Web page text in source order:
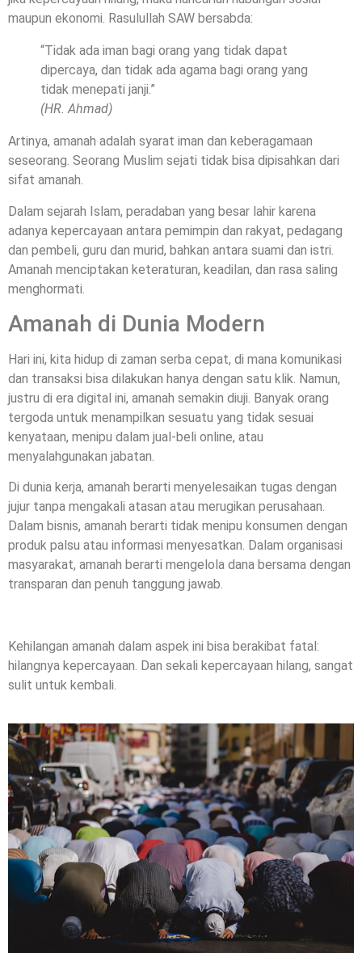
maupun ekonomi. Rasulullah SAW bersabda:
“Tidak ada iman bagi orang yang tidak dapat
dipercaya, dan tidak ada agama bagi orang yang
tidak menepati janji.”
(HR. Ahmad)
Artinya, amanah adalah syarat iman dan keberagamaan
seseorang. Seorang Muslim sejati tidak bisa dipisahkan dari
sifat amanah.
Dalam sejarah Islam, peradaban yang besar lahir karena
adanya kepercayaan antara pemimpin dan rakyat, pedagang
dan pembeli, guru dan murid, bahkan antara suami dan istri.
Amanah menciptakan keteraturan, keadilan, dan rasa saling
menghormati.
Amanah di Dunia Modern
Hari ini, kita hidup di zaman serba cepat, di mana komunikasi
dan transaksi bisa dilakukan hanya dengan satu klik. Namun,
justru di era digital ini, amanah semakin diuji. Banyak orang
tergoda untuk menampilkan sesuatu yang tidak sesuai
kenyataan, menipu dalam jual-beli online, atau
menyalahgunakan jabatan.
Di dunia kerja, amanah berarti menyelesaikan tugas dengan
jujur tanpa mengakali atasan atau merugikan perusahaan.
Dalam bisnis, amanah berarti tidak menipu konsumen dengan
produk palsu atau informasi menyesatkan. Dalam organisasi
masyarakat, amanah berarti mengelola dana bersama dengan
transparan dan penuh tanggung jawab.
Kehilangan amanah dalam aspek ini bisa berakibat fatal:
hilangnya kepercayaan. Dan sekali kepercayaan hilang, sangat
sulit untuk kembali.